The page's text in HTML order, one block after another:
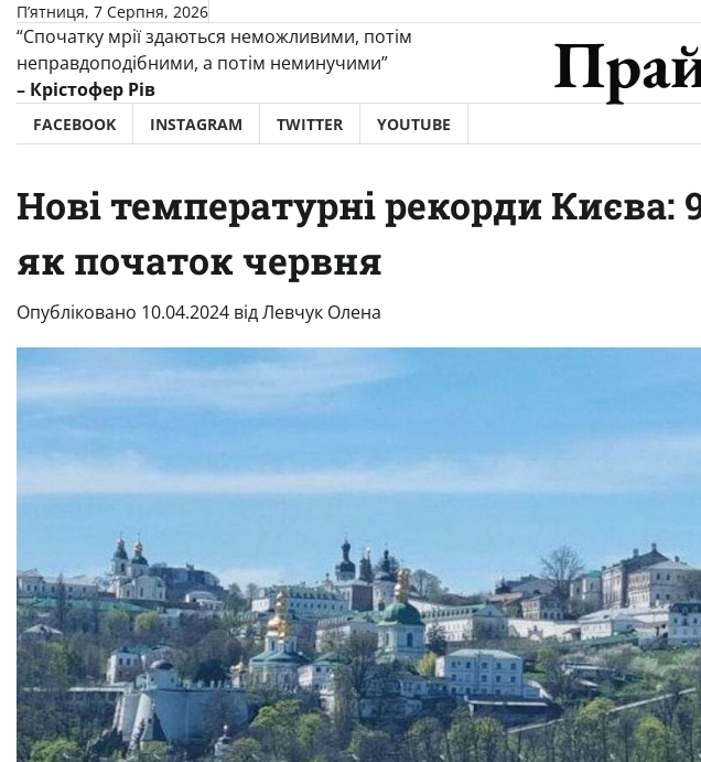
Перейти
до
вмісту
П’ятниця, 7 Серпня, 2026
“Спочатку мрії здаються неможливими, потім
неправдоподібними, а потім неминучими”
– Крістофер Рів
FACEBOOK INSTAGRAM TWITTER YOUTUBE
Нові температурні рекорди Києва:
як початок червня
Опубліковано 10.04.2024 відЛевчук Олена